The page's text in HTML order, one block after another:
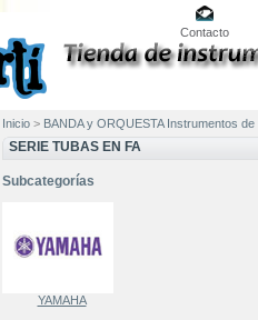
Contacto
Inicio > BANDA y ORQUESTA Instrumentos
SERIE TUBAS EN FA
Subcategorías
YAMAHA